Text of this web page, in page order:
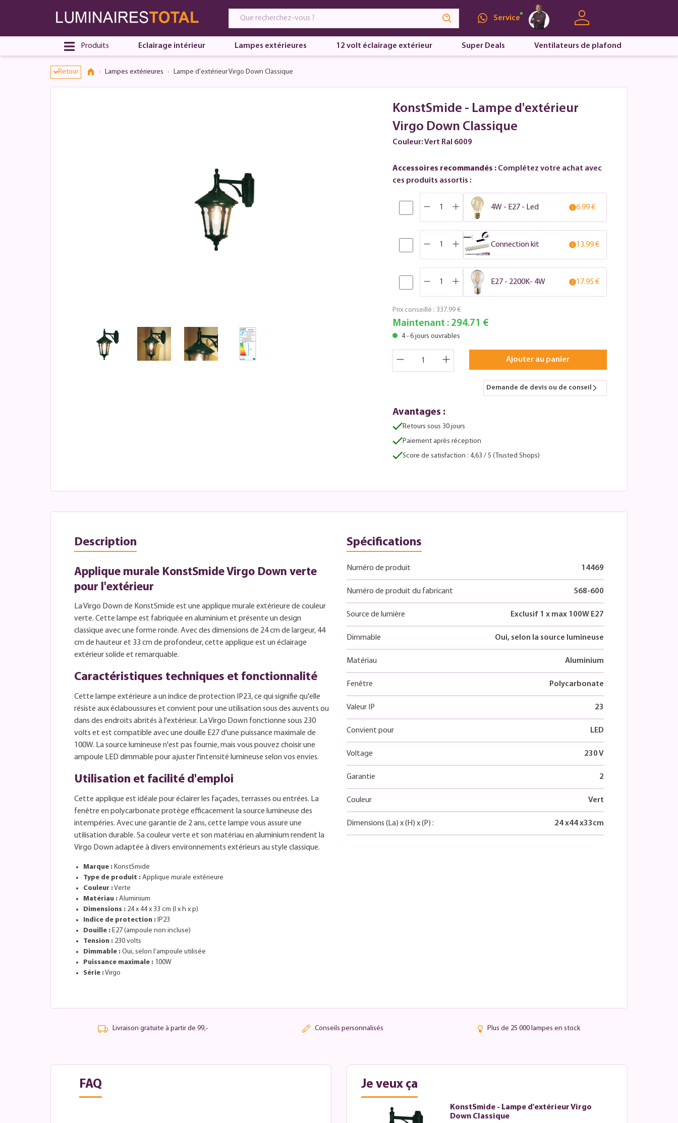
Service
Produits Eclairage intérieur Lampes extérieures 12 volt éclairage extérieur Super Deals Ventilateurs de plafond
Retour Lampes extérieures Lampe d'extérieur Virgo Down Classique
KonstSmide - Lampe d'extérieur
Virgo Down Classique
Couleur: Vert Ral 6009
Accessoires recommandés : Complétez votre achat avec
ces produits assortis :
4W - E27 - Led 6.99 €
Connection kit 13.99 €
E27 - 2200K- 4W 17.95 €
Prix conseillé : 337.99 €
Maintenant : 294.71 €
4 - 6 jours ouvrables
Ajouter au panier
Demande de devis ou de conseil
Avantages :
Retours sous 30 jours
Paiement après réception
Score de satisfaction : 4,63 / 5 (Trusted Shops)
Description
Applique murale KonstSmide Virgo Down verte
pour l'extérieur
La Virgo Down de KonstSmide est une applique murale extérieure de couleur
verte. Cette lampe est fabriquée en aluminium et présente un design
classique avec une forme ronde. Avec des dimensions de 24 cm de largeur, 44
cm de hauteur et 33 cm de profondeur, cette applique est un éclairage
extérieur solide et remarquable.
Caractéristiques techniques et fonctionnalité
Cette lampe extérieure a un indice de protection IP23, ce qui signifie qu'elle
résiste aux éclaboussures et convient pour une utilisation sous des auvents ou
dans des endroits abrités à l'extérieur. La Virgo Down fonctionne sous 230
volts et est compatible avec une douille E27 d'une puissance maximale de
100W. La source lumineuse n'est pas fournie, mais vous pouvez choisir une
ampoule LED dimmable pour ajuster l'intensité lumineuse selon vos envies.
Utilisation et facilité d'emploi
Cette applique est idéale pour éclairer les façades, terrasses ou entrées. La
fenêtre en polycarbonate protège efficacement la source lumineuse des
intempéries. Avec une garantie de 2 ans, cette lampe vous assure une
utilisation durable. Sa couleur verte et son matériau en aluminium rendent la
Virgo Down adaptée à divers environnements extérieurs au style classique.
Marque : KonstSmide
Type de produit : Applique murale extérieure
Couleur :Verte
Matériau : Aluminium
Dimensions : 24 x 44 x 33 cm (l x h x p)
Indice de protection : IP23
Douille : E27 (ampoule non incluse)
Tension : 230 volts
Dimmable : Oui, selon l’ampoule utilisée
Puissance maximale : 100W
Série :Virgo
Spécifications
Numéro de produit 14469
Numéro de produit du fabricant 568-600
Source de lumière Exclusif 1 x max 100W E27
Dimmable Oui, selon la source lumineuse
Matériau Aluminium
Fenêtre Polycarbonate
Valeur IP 23
Convient pour LED
Voltage 230 V
Garantie 2
Couleur Vert
Dimensions (La) x(H) x(P) : 24x44x33cm
Livraison gratuite à partir de 99,- Conseils personnalisés Plus de 25 000 lampes en stock
FAQ Je veux ça
KonstSmide - Lampe d'extérieur Virgo
Down Classique